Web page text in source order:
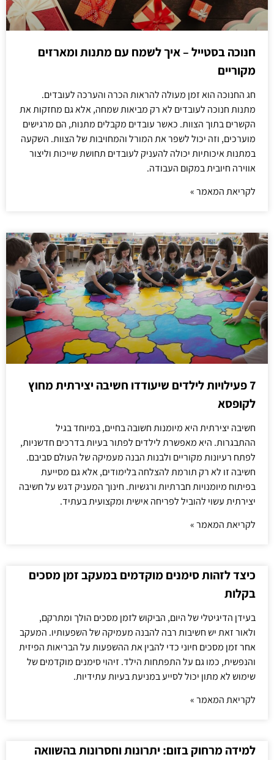
חנוכה בסטייל – איך לשמח עם מתנות ומארזים
מקוריים
חג החנוכה הוא זמן מעולה להראות הכרה והערכה לעובדים.
מתנות חנוכה לעובדים לא רק מביאות שמחה, אלא גם מחזקות את
הקשרים בתוך הצוות. כאשר עובדים מקבלים מתנות, הם מרגישים
מוערכים, וזה יכול לשפר את המורל והמחויבות של הצוות. השקעה
במתנות איכותיות יכולה להעניק לעובדים תחושת שייכות וליצור
אווירה חיובית במקום העבודה.
לקריאת המאמר »
7 פעילויות לילדים שיעודדו חשיבה יצירתית מחוץ
לקופסא
חשיבה יצירתית היא מיומנות חשובה בחיים, במיוחד בגיל
ההתבגרות. היא מאפשרת לילדים לפתור בעיות בדרכים חדשניות,
לפתח רעיונות מקוריים ולבנות הבנה מעמיקה של העולם סביבם.
חשיבה זו לא רק תורמת להצלחה בלימודים, אלא גם מסייעת
בפיתוח מיומנויות חברתיות ורגשיות. חינוך המעניק דגש על חשיבה
יצירתית עשוי להוביל לפריחה אישית ומקצועית בעתיד.
לקריאת המאמר »
כיצד לזהות סימנים מוקדמים במעקב זמן מסכים
בקלות
בעידן הדיגיטלי של היום, הביקוש לזמן מסכים הולך ומתרקם,
ולאור זאת יש חשיבות רבה להבנה מעמיקה של השפעותיו. המעקב
אחר זמן מסכים חיוני כדי להבין את ההשפעות על הבריאות הפיזית
והנפשית, כמו גם על התפתחות הילד. זיהוי סימנים מוקדמים של
שימוש לא מתון יכול לסייע במניעת בעיות עתידיות.
לקריאת המאמר »
למידה מרחוק בזום: יתרונות וחסרונות בהשוואה